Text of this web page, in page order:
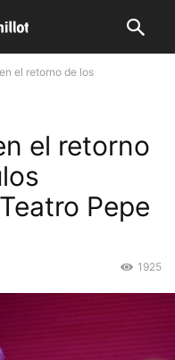
el retorno de los
el retorno
Pepe
1925